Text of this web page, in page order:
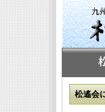
松遙会